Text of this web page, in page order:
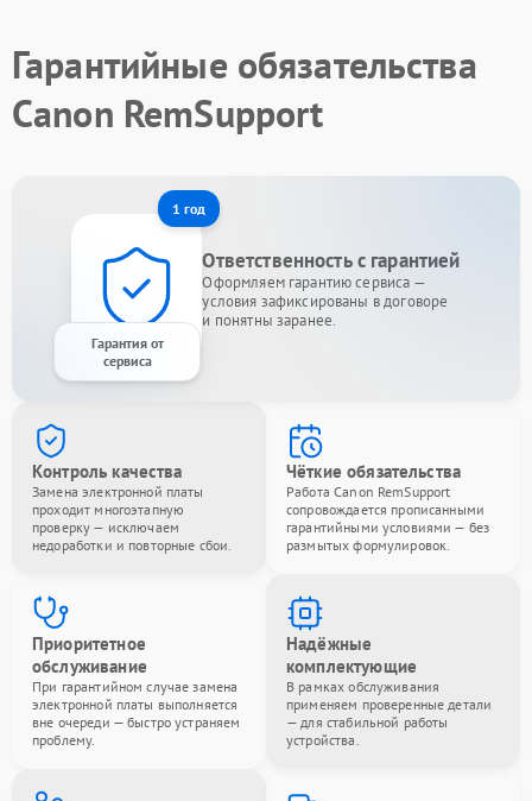
Гарантийные обязательства
Canon RemSupport
1 год
Гарантия от
сервиса
Ответственность с гарантией
Оформляем гарантию сервиса —
условия зафиксированы в договоре
и понятны заранее.
Контроль качества
Замена электронной платы
проходит многоэтапную
проверку — исключаем
недоработки и повторные сбои.
Чёткие обязательства
Работа Canon RemSupport
сопровождается прописанными
гарантийными условиями — без
размытых формулировок.
Приоритетное
обслуживание
При гарантийном случае замена
электронной платы выполняется
вне очереди — быстро устраняем
проблему.
Надёжные
комплектующие
В рамках обслуживания
применяем проверенные детали
— для стабильной работы
устройства.